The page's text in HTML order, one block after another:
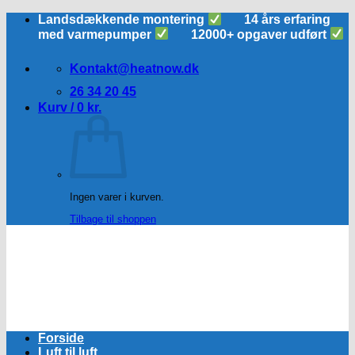
FortsætLandsdækkende montering
14 års erfaring
med varmepumper
12000+ opgaver udført
Kontakt@heatnow.dk
26 34 20 45
Kurv / 0 kr.
Ingen varer i kurven.
Tilbage til shoppen
Forside